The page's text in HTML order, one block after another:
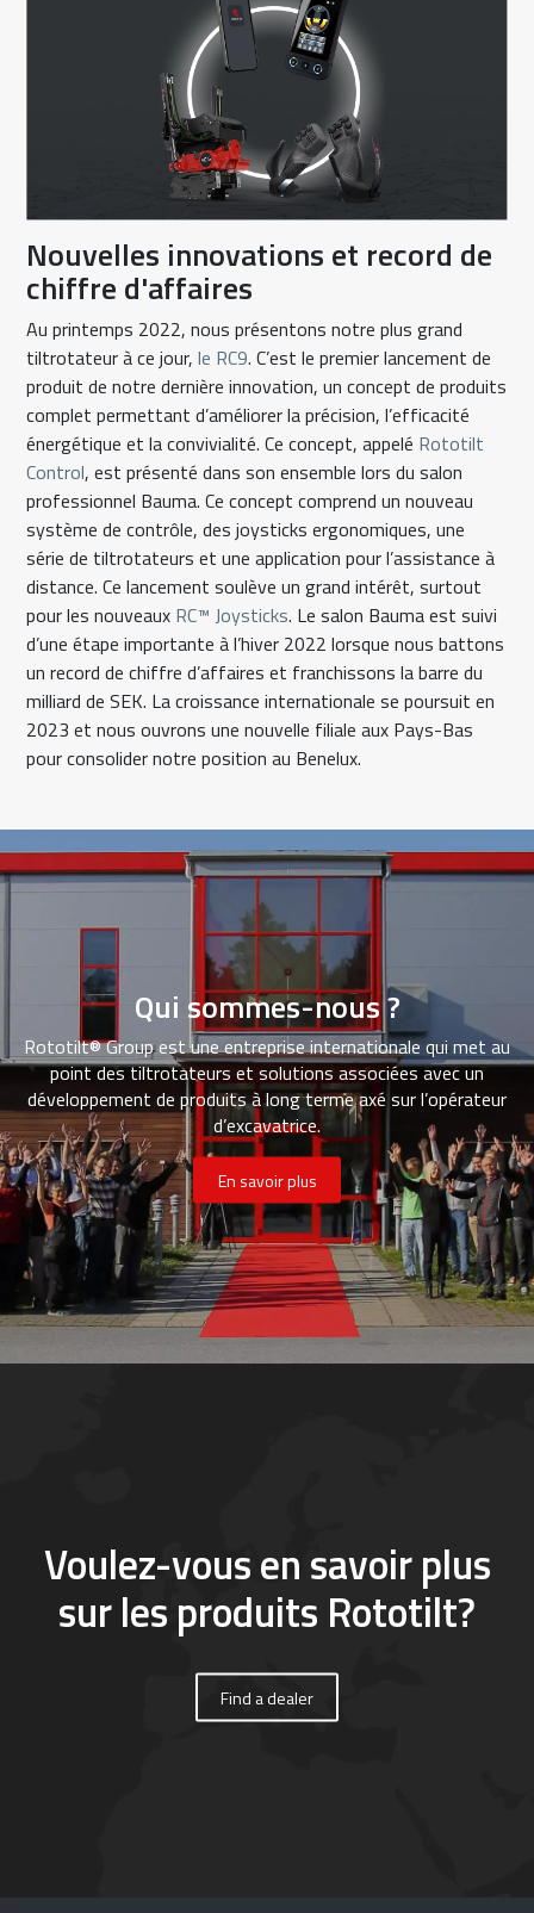
Nouvelles innovations et record de
chiffre d'affaires
Au printemps 2022, nous présentons notre plus grand
tiltrotateur à ce jour,le RC9. C’est le premier lancement de
produit de notre dernière innovation, un concept de produits
complet permettant d’améliorer la précision, l’efficacité
énergétique et la convivialité. Ce concept, appelé Rototilt
Control, est présenté dans son ensemble lors du salon
professionnel Bauma. Ce concept comprend un nouveau
système de contrôle, des joysticks ergonomiques, une
série de tiltrotateurs et une application pour l’assistance à
distance. Ce lancement soulève un grand intérêt, surtout
pour les nouveaux RC™ Joysticks. Le salon Bauma est suivi
d’une étape importante à l’hiver 2022 lorsque nous battons
un record de chiffre d’affaires et franchissons la barre du
milliard de SEK. La croissance internationale se poursuit en
2023 et nous ouvrons une nouvelle filiale aux Pays-Bas
pour consolider notre position au Benelux.
Qui sommes-nous ?
Rototilt® Group est une entreprise internationale qui met au
point des tiltrotateurs et solutions associées avec un
développement de produits à long terme axé sur l’opérateur
d’excavatrice.
En savoir plus
Voulez-vous en savoir plus
sur les produits Rototilt?
Find a dealer